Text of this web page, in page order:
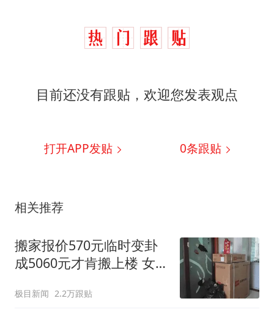
目前还没有跟贴，欢迎您发表观点
打开APP发贴 0条跟贴
相关推荐
搬家报价570元临时变卦
成5060元才肯搬上楼 女子
极目新闻 2.2万跟贴